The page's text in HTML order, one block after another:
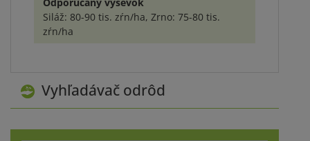
Vyhľadávač odrôd
Odporúčaný výsevok
Siláž: 80-90 tis. zŕn/ha, Zrno: 75-80 tis.
zŕn/ha